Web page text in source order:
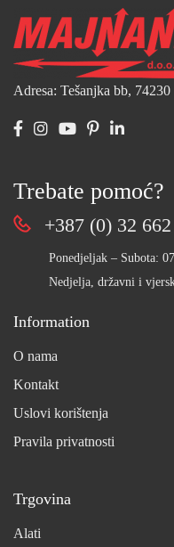
Adresa: Tešanjka bb, 74230
Trebate pomoć?
+387 (0) 32
Ponedjeljak – Subota:
Nedjelja, državni i
Information
O nama
Kontakt
Uslovi korištenja
Pravila privatnosti
Trgovina
Alati